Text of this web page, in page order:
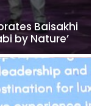
Baisakhi
by Nature’